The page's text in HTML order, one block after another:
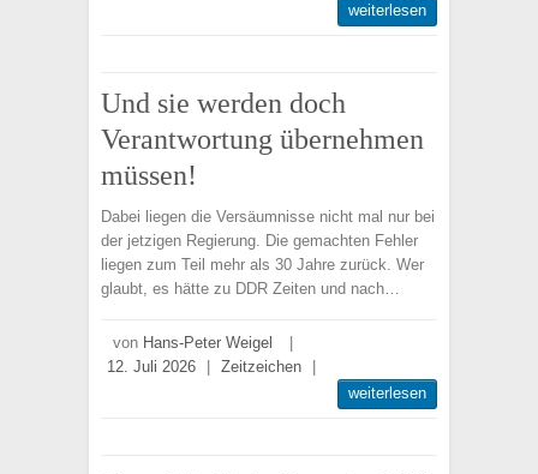
weiterlesen
Und sie werden doch
Verantwortung übernehmen
müssen!
Dabei liegen die Versäumnisse nicht mal nur bei
der jetzigen Regierung. Die gemachten Fehler
liegen zum Teil mehr als 30 Jahre zurück. Wer
glaubt, es hätte zu DDR Zeiten und nach…
von Hans-Peter Weigel
12. Juli 2026
Zeitzeichen
weiterlesen